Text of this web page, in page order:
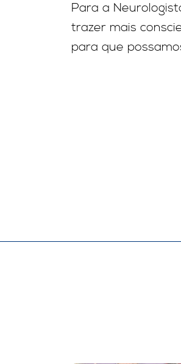
Para a
trazer mais
para que